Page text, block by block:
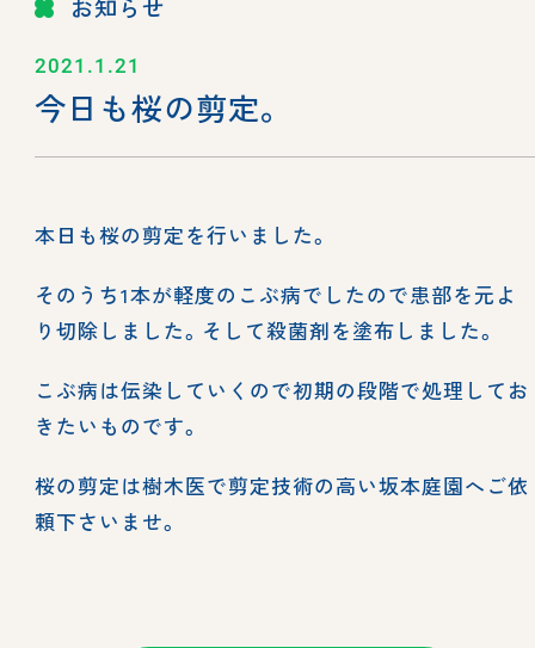
お知らせ
2021.1.21
今日も桜の剪定。
本日も桜の剪定を行いました。
そのうち1本が軽度のこぶ病でしたので患部を元よ
り切除しました。そして殺菌剤を塗布しました。
こぶ病は伝染していくので初期の段階で処理してお
きたいものです。
桜の剪定は樹木医で剪定技術の高い坂本庭園へご依
頼下さいませ。